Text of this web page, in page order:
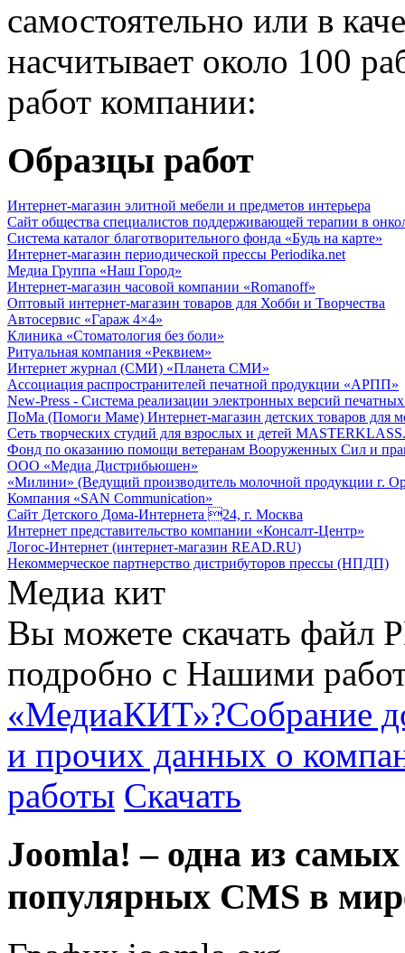
самостоятельно или в
насчитывает около 100
работ компании:
Образцы работ
Интернет-магазин элитной мебели и предметов интерьера
Сайт общества специалистов поддерживающей терапии в
Система каталог благотворительного фонда «Будь на карте»
Интернет-магазин периодической прессы Periodika.net
Медиа Группа «Наш Город»
Интернет-магазин часовой компании «Romanoff»
Оптовый интернет-магазин товаров для Хобби и Творчества
Автосервис «Гараж 4×4»
Клиника «Стоматология без боли»
Ритуальная компания «Реквием»
Интернет журнал (СМИ) «Планета СМИ»
Ассоциация распространителей печатной продукции «АРПП»
New-Press - Система реализации электронных версий
ПоМа (Помоги Маме) Интернет-магазин детских товаров для
Сеть творческих студий для взрослых и детей
Фонд по оказанию помощи ветеранам Вооруженных Сил и
ООО «Медиа Дистрибьюшен»
«Милини» (Ведущий производитель молочной продукции г.
Компания «SAN Communication»
Сайт Детского Дома-Интернета 24, г. Москва
Интернет представительство компании «Консалт-Центр»
Логос-Интернет (интернет-магазин READ.RU)
Некоммерческое партнерство дистрибуторов прессы (НПДП)
Медиа кит
Вы можете скачать файл
подробно с Нашими
«МедиаКИТ»?Собрание
и прочих данных о
работы Скачать
Joomla! – одна из самых
популярных CMS в